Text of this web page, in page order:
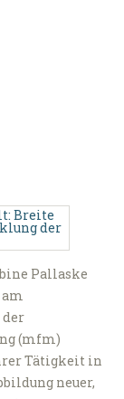
Pallaske
der
(mfm)
Tätigkeit in
neuer,